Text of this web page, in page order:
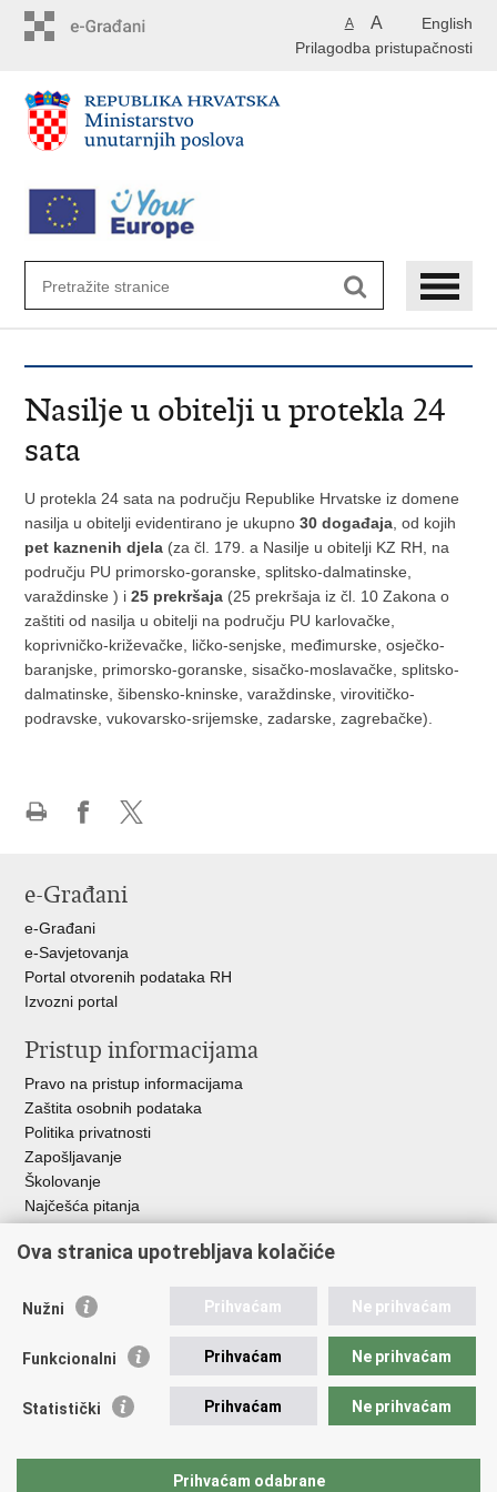
English
A A
Prilagodba pristupačnosti
Nasilje u obitelji u protekla 24
sata
U protekla 24 sata na području Republike Hrvatske iz domene
nasilja u obitelji evidentirano je ukupno30 događaja , od kojih
pet kaznenih djela (za čl. 179. a Nasilje u obitelji KZ RH, na
području PU primorsko-goranske, splitsko-dalmatinske,
varaždinske ) i25 prekršaja (25 prekršaja iz čl. 10 Zakona o
zaštiti od nasilja u obitelji na području PU karlovačke,
koprivničko-križevačke, ličko-senjske, međimurske, osječko-
baranjske, primorsko-goranske, sisačko-moslavačke, splitsko-
dalmatinske, šibensko-kninske, varaždinske, virovitičko-
podravske, vukovarsko-srijemske, zadarske, zagrebačke).
Facebooku
X-
e-Građani
e-Građani
e-Savjetovanja
Portal otvorenih podataka RH
Izvozni portal
Pristup informacijama
Pravo na pristup informacijama
Zaštita osobnih podataka
Politika privatnosti
Zapošljavanje
Školovanje
Najčešća pitanja
Važne poveznice
EMN Nacionalna kontaktna točka za Republiku Hrvatsku
Policijska akademija
Zaklada policijske solidarnosti
Udruge
Ova stranica upotrebljava kolačiće
Nužni Prihvaćam Ne prihvaćam
Funkcionalni Prihvaćam Ne prihvaćam
Statistički Prihvaćam Ne prihvaćam
Prihvaćam odabrane